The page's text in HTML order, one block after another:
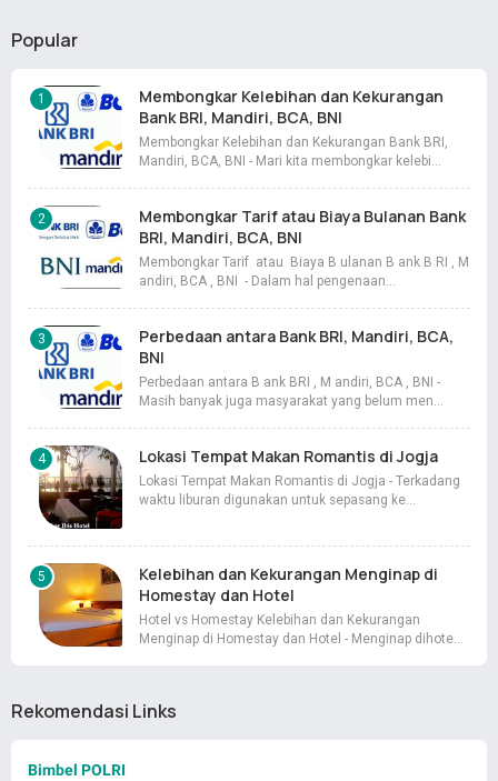
Popular
Membongkar Kelebihan dan Kekurangan
Bank BRI, Mandiri, BCA, BNI
Membongkar Kelebihan dan Kekurangan Bank BRI,
Mandiri, BCA, BNI - Mari kita membongkar kelebi…
Membongkar Tarif atau Biaya Bulanan Bank
BRI, Mandiri, BCA, BNI
Membongkar Tarif atau Biaya B ulanan B ank B RI , M
andiri, BCA , BNI - Dalam hal pengenaan…
Perbedaan antara Bank BRI, Mandiri, BCA,
BNI
Perbedaan antara B ank BRI , M andiri, BCA , BNI -
Masih banyak juga masyarakat yang belum men…
Lokasi Tempat Makan Romantis di Jogja
Lokasi Tempat Makan Romantis di Jogja - Terkadang
waktu liburan digunakan untuk sepasang ke…
Kelebihan dan Kekurangan Menginap di
Homestay dan Hotel
Hotel vs Homestay Kelebihan dan Kekurangan
Menginap di Homestay dan Hotel - Menginap dihote…
Rekomendasi Links
Bimbel POLRI